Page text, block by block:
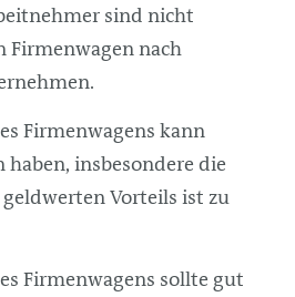
sind nicht
nach
Firmenwagens kann
haben, insbesondere die
Vorteils ist zu
Firmenwagens sollte gut